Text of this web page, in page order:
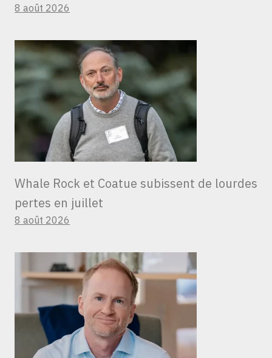
8 août 2026
Whale Rock et Coatue subissent de lourdes
pertes en juillet
8 août 2026